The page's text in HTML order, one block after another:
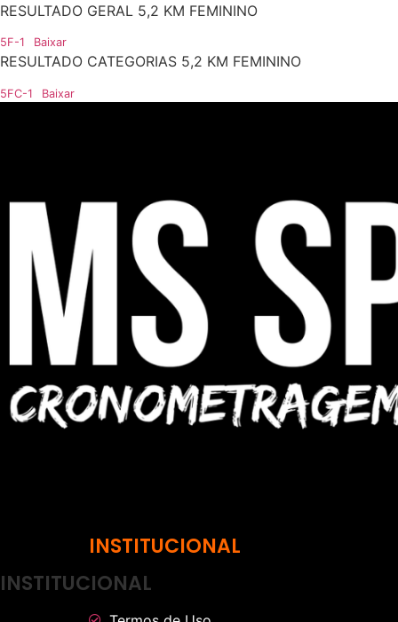
RESULTADO GERAL 5,2 KM FEMININO
5F-1 Baixar
RESULTADO CATEGORIAS 5,2 KM FEMININO
5FC-1 Baixar
INSTITUCIONAL
INSTITUCIONAL